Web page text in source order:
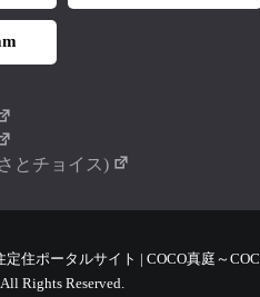
とチョイス)
住ポータルサイト | COCO真庭～
All Rights Reserved.